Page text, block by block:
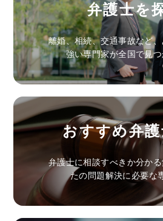
弁護士を
離婚、相続、交通事故など
強い専門家が全国で見
おすすめ弁
弁護士に相談すべきか分か
たの問題解決に必要な